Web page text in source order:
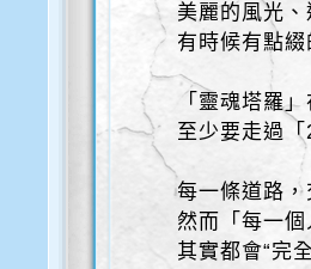
美麗的風光、
有時候有點
「靈魂塔羅
至少要走過
每一條道路，
然而「每一個
其實都會“完